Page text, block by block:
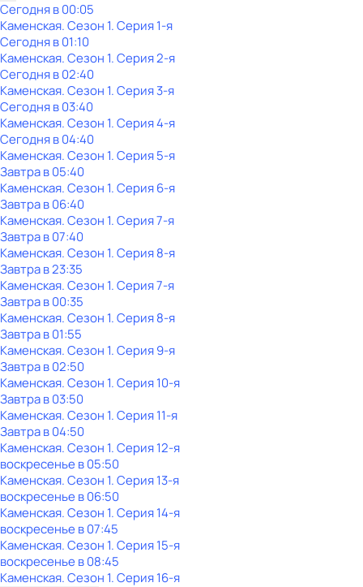
Сегодня в 00:05
Каменская. Сезон 1. Серия 1-я
Сегодня в 01:10
Каменская. Сезон 1. Серия 2-я
Сегодня в 02:40
Каменская. Сезон 1. Серия 3-я
Сегодня в 03:40
Каменская. Сезон 1. Серия 4-я
Сегодня в 04:40
Каменская. Сезон 1. Серия 5-я
Завтра в 05:40
Каменская. Сезон 1. Серия 6-я
Завтра в 06:40
Каменская. Сезон 1. Серия 7-я
Завтра в 07:40
Каменская. Сезон 1. Серия 8-я
Завтра в 23:35
Каменская. Сезон 1. Серия 7-я
Завтра в 00:35
Каменская. Сезон 1. Серия 8-я
Завтра в 01:55
Каменская. Сезон 1. Серия 9-я
Завтра в 02:50
Каменская. Сезон 1. Серия 10-я
Завтра в 03:50
Каменская. Сезон 1. Серия 11-я
Завтра в 04:50
Каменская. Сезон 1. Серия 12-я
воскресенье в05:50
Каменская. Сезон 1. Серия 13-я
воскресенье в06:50
Каменская. Сезон 1. Серия 14-я
воскресенье в07:45
Каменская. Сезон 1. Серия 15-я
воскресенье в08:45
Каменская. Сезон 1. Серия 16-я